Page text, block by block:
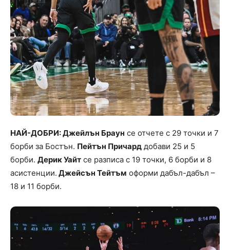
НАЙ-ДОБРИ: Джейлън Браун се отчете с 29 точки и 7
борби за Бостън. Пейтън Причард добави 25 и 5
борби. Дерик Уайт се разписа с 19 точки, 6 борби и 8
асистенции. Джейсън Тейтъм оформи дабъл-дабъл –
18 и 11 борби.